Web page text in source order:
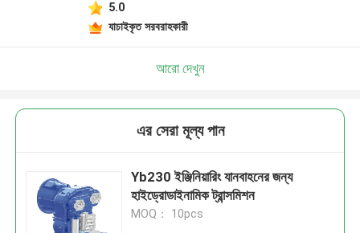
5.0
যাচাইকৃত সরবরাহকারী
আরো দেখুন
এর সেরা মূল্য পান
Yb230 ইঞ্জিনিয়ারিং যানবাহনের জন্য
হাইড্রোডাইনামিক ট্রান্সমিশন
MOQ： 10pcs